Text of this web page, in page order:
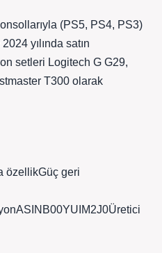
(PS5, PS4, PS3)
yılında satın
setleri Logitech G G29,
T300 olarak
özellik‎Güç geri